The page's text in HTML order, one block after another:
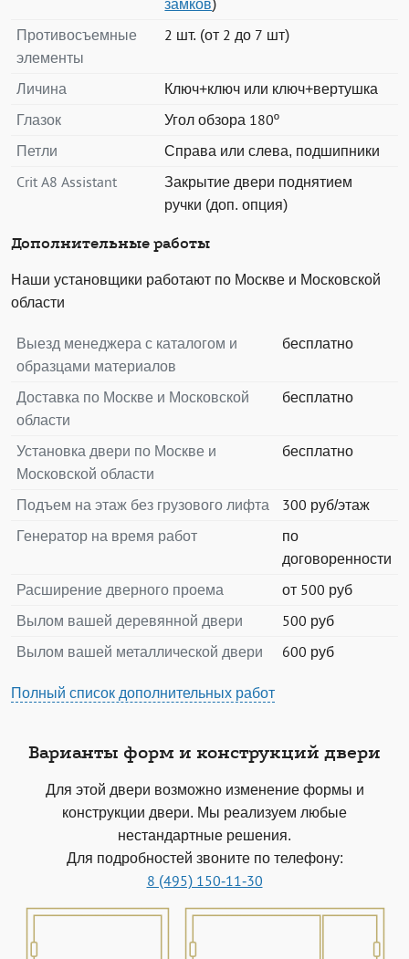
замков)
Противосъемные
элементы
2 шт. (от 2 до 7 шт)
Личина
Ключ+ключ или ключ+вертушка
Глазок
Угол обзора 180º
Петли
Справа или слева, подшипники
Crit A8 Assistant
Закрытие двери поднятием
ручки (доп. опция)
Дополнительные работы
Наши установщики работают по Москве и Московской
области
Выезд менеджера с каталогом и
образцами материалов
бесплатно
Доставка по Москве и Московской
области
бесплатно
Установка двери по Москве и
Московской области
бесплатно
Подъем на этаж без грузового лифта
300 руб/этаж
Генератор на время работ
по
договоренности
Расширение дверного проема
от 500 руб
Вылом вашей деревянной двери
500 руб
Вылом вашей металлической двери
600 руб
Полный список дополнительных работ
Варианты форм и конструкций двери
Для этой двери возможно изменение формы и
конструкции двери. Мы реализуем любые
нестандартные решения.
Для подробностей звоните по телефону:
8 (495) 150-11-30